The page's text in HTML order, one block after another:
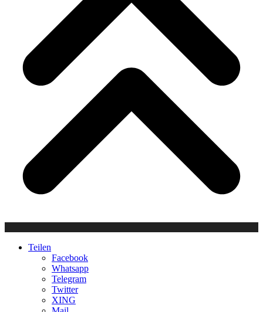
Teilen
Facebook
Whatsapp
Telegram
Twitter
XING